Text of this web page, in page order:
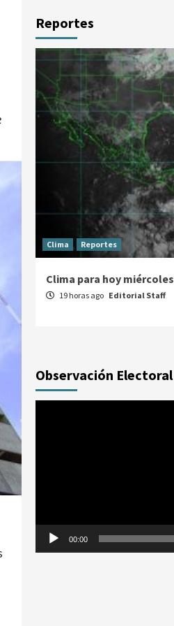
Reportes
Clima Reportes
Clima para hoy
19 horas ago Editorial Staff
Observación Electoral
00:00